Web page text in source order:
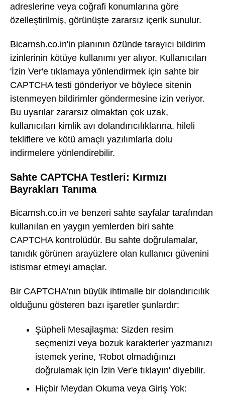
adreslerine veya coğrafi konumlarına göre
özelleştirilmiş, görünüşte zararsız içerik sunulur.
Bicarnsh.co.in'in planının özünde tarayıcı bildirim
izinlerinin kötüye kullanımı yer alıyor. Kullanıcıları
'İzin Ver'e tıklamaya yönlendirmek için sahte bir
CAPTCHA testi gönderiyor ve böylece sitenin
istenmeyen bildirimler göndermesine izin veriyor.
Bu uyarılar zararsız olmaktan çok uzak,
kullanıcıları kimlik avı dolandırıcılıklarına, hileli
tekliflere ve kötü amaçlı yazılımlarla dolu
indirmelere yönlendirebilir.
Sahte CAPTCHA Testleri: Kırmızı
Bayrakları Tanıma
Bicarnsh.co.in ve benzeri sahte sayfalar tarafından
kullanılan en yaygın yemlerden biri sahte
CAPTCHA kontrolüdür. Bu sahte doğrulamalar,
tanıdık görünen arayüzlere olan kullanıcı güvenini
istismar etmeyi amaçlar.
Bir CAPTCHA'nın büyük ihtimalle bir dolandırıcılık
olduğunu gösteren bazı işaretler şunlardır:
Şüpheli Mesajlaşma: Sizden resim
seçmenizi veya bozuk karakterler yazmanızı
istemek yerine, 'Robot olmadığınızı
doğrulamak için İzin Ver'e tıklayın' diyebilir.
Hiçbir Meydan Okuma veya Giriş Yok: